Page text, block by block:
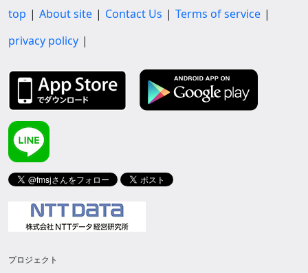
top
About site Contact Us
Terms of service
privacy policy
プロジェクト